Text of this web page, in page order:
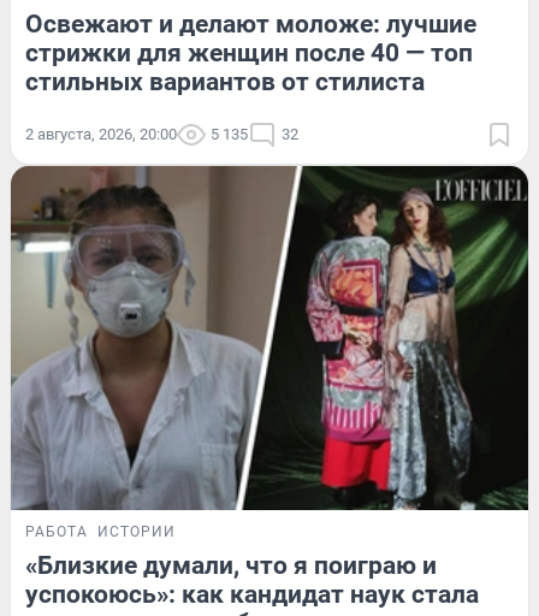
Освежают и делают моложе: лучшие
стрижки для женщин после 40 — топ
стильных вариантов от стилиста
2 августа, 2026, 20:00 5 135 32
РАБОТА ИСТОРИИ
«Близкие думали, что я поиграю и
успокоюсь»: как кандидат наук стала